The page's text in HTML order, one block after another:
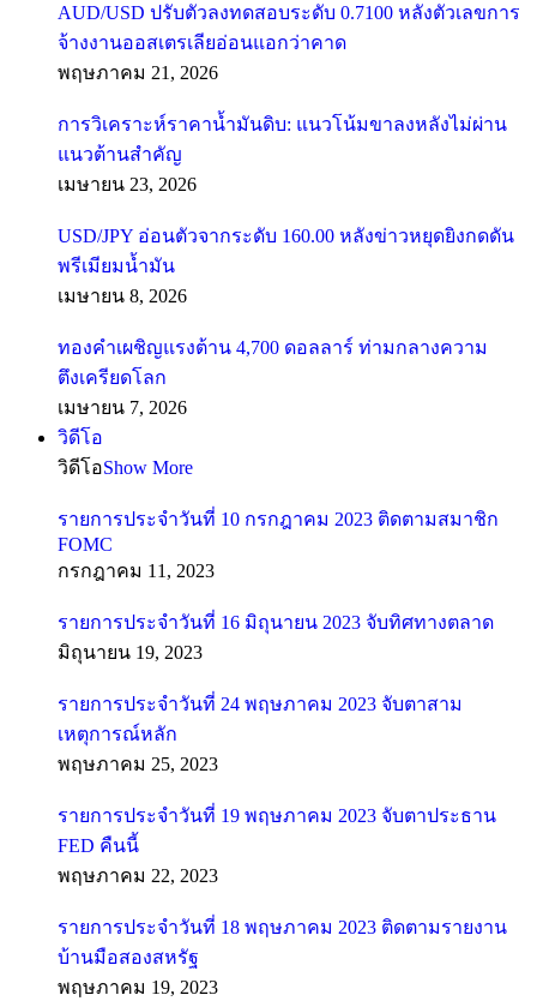
AUD/USD ปรับตัวลงทดสอบระดับ 0.7100 หลังตัวเลขการ
จ้างงานออสเตรเลียอ่อนแอกว่าคาด
พฤษภาคม 21, 2026
การวิเคราะห์ราคาน้ำมันดิบ: แนวโน้มขาลงหลังไม่ผ่าน
แนวต้านสำคัญ
เมษายน 23, 2026
USD/JPY อ่อนตัวจากระดับ 160.00 หลังข่าวหยุดยิงกดดัน
พรีเมียมน้ำมัน
เมษายน 8, 2026
ทองคำเผชิญแรงต้าน 4,700 ดอลลาร์ ท่ามกลางความ
ตึงเครียดโลก
เมษายน 7, 2026
วิดีโอ
วิดีโอShow More
รายการประจำวันที่ 10 กรกฎาคม 2023 ติดตามสมาชิก
FOMC
กรกฎาคม 11, 2023
รายการประจำวันที่ 16 มิถุนายน 2023 จับทิศทางตลาด
มิถุนายน 19, 2023
รายการประจำวันที่ 24 พฤษภาคม 2023 จับตาสาม
เหตุการณ์หลัก
พฤษภาคม 25, 2023
รายการประจำวันที่ 19 พฤษภาคม 2023 จับตาประธาน
FED คืนนี้
พฤษภาคม 22, 2023
รายการประจำวันที่ 18 พฤษภาคม 2023 ติดตามรายงาน
บ้านมือสองสหรัฐ
พฤษภาคม 19, 2023